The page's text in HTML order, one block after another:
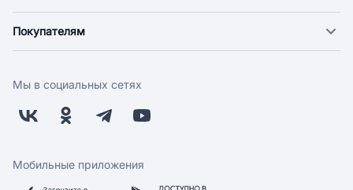
Новости
Поставщикам
Заводчикам
Обратная связь
Покупателям
Оплата
Бонусная программа
Скидки и акции
Мы в социальных сетях
Мобильные приложения